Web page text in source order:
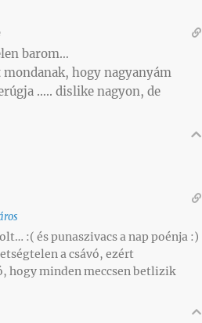
barom…
hogy nagyanyám
….. dislike nagyon, de
:( és punaszivacs a nap poénja :)
a csávó, ezért
hogy minden meccsen betlizik